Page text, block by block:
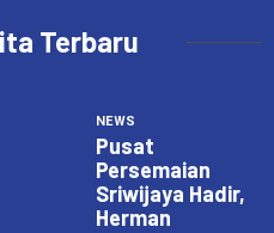
Terbaru
NEWS
Pusat
Persemaian
Sriwijaya Hadir,
Herman